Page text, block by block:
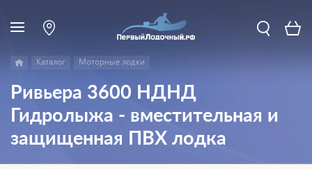
Каталог Моторные лодки
Ривьера 3600 НДНД
Гидролыжа - вместительная и
защищенная ПВХ лодка